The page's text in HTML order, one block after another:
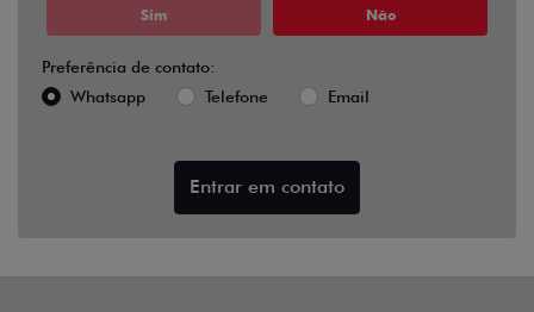
Sim Não
Preferência de contato:
Whatsapp
Telefone Email
Entrar em contato